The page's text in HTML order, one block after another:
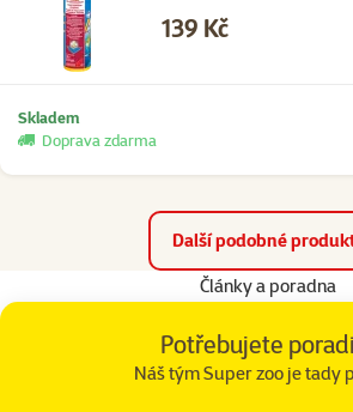
Cena
139 Kč
Skladem
Doprava zdarma
Další podobné
Články a poradna
Potřebujete
Náš tým Super zoo je tady